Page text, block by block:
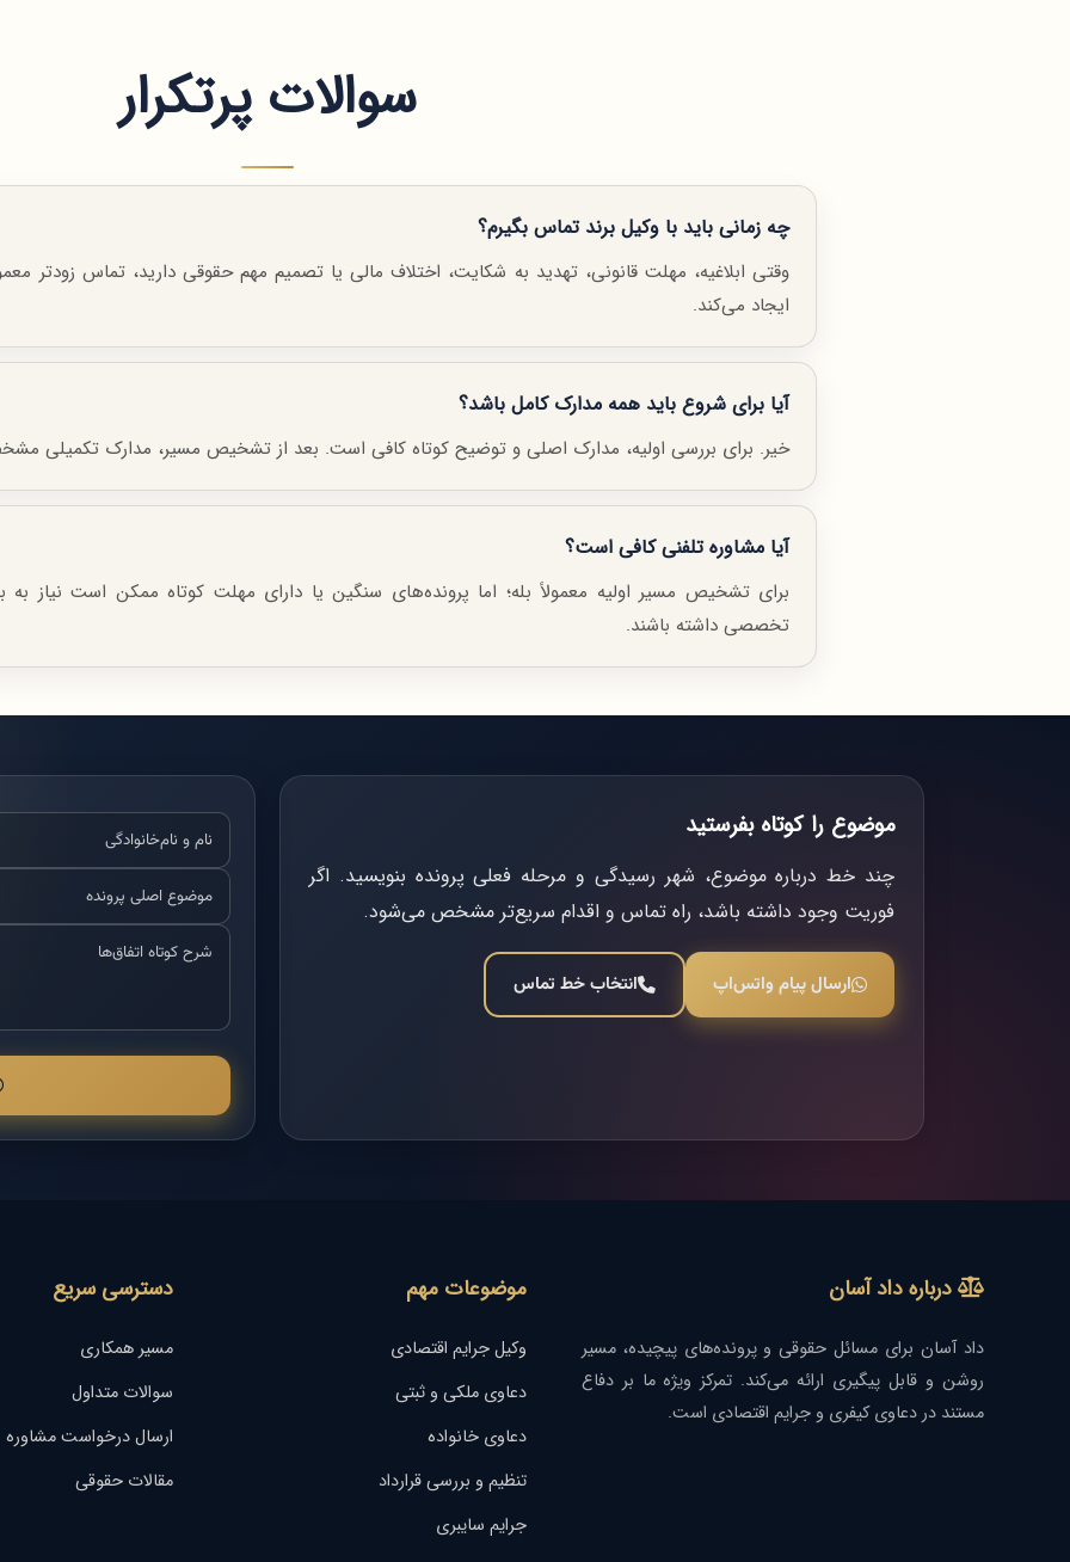
سوالات پرتکرار
چه زمانی باید با وکیل برند تماس بگیرم؟
وقتی ابلاغیه، مهلت قانونی، تهدید به شکایت، اختلاف مالی یا تصمیم مهم حقوقی دارید، تماس زودتر
ایجاد می‌کند.
آیا برای شروع باید همه مدارک کامل باشد؟
خیر. برای بررسی اولیه، مدارک اصلی و توضیح کوتاه کافی است. بعد از تشخیص مسیر، مدارک تکمیلی
آیا مشاوره تلفنی کافی است؟
برای تشخیص مسیر اولیه معمولاً بله؛ اما پرونده‌های سنگین یا دارای مهلت کوتاه ممکن است نیاز
تخصصی داشته باشند.
موضوع را کوتاه بفرستید
چند خط درباره موضوع، شهر رسیدگی و مرحله فعلی پرونده بنویسید. اگر
فوریت وجود داشته باشد، راه تماس و اقدام سریع‌تر مشخص می‌شود.
ارسال پیام واتس‌اپ انتخاب خط تماس
درباره داد آسان
داد آسان برای مسائل حقوقی و پرونده‌های پیچیده، مسیر
روشن و قابل پیگیری ارائه می‌کند. تمرکز ویژه ما بر دفاع
مستند در دعاوی کیفری و جرایم اقتصادی است.
موضوعات مهم
وکیل جرایم اقتصادی
دعاوی ملکی و ثبتی
دعاوی خانواده
تنظیم و بررسی قرارداد
جرایم سایبری
دسترسی سریع
مسیر همکاری
سوالات متداول
ارسال درخواست مشاوره
مقالات حقوقی